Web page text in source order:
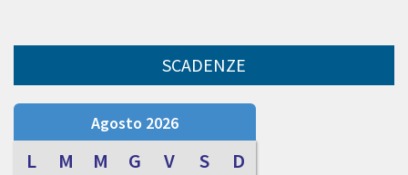
SCADENZE
Agosto 2026
L M M G V S D